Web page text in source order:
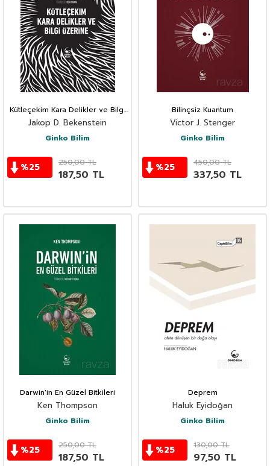
Kütleçekim Kara Delikler ve Bilgi
Üzerine
Jakop D. Bekenstein
Ginko Bilim
%25 250,00TL
187,50 TL
Bilinçsiz Kuantum
Victor J. Stenger
Ginko Bilim
%25 450,00TL
337,50 TL
Darwin'in En Güzel Bitkileri
Ken Thompson
Ginko Bilim
%25 250,00TL
187,50 TL
Deprem
Haluk Eyidoğan
Ginko Bilim
%25 130,00TL
97,50 TL